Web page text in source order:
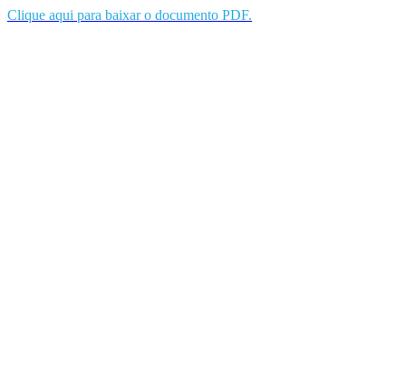
Clique aqui para baixar o documento PDF.